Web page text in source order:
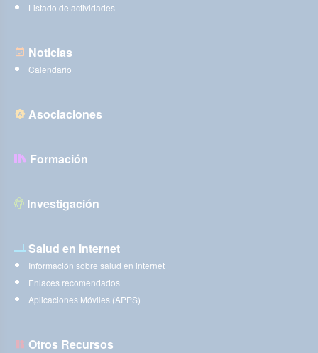
Listado de actividades
Noticias
Calendario
Asociaciones
Formación
Investigación
Salud en Internet
Información sobre salud en internet
Enlaces recomendados
Aplicaciones Móviles (APPS)
Otros Recursos